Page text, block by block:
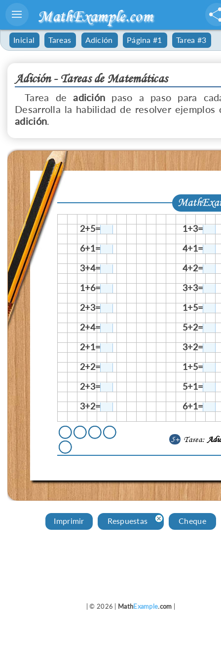
MathExample.com
Inicial Tareas Adición Página #1 Tarea #3
Adición - Tareas de Matemáticas
Tarea deadición paso a paso para
Desarrolla la habilidad de resolver ejemplos
adición.
2+5=
1+3=
6+1=
4+1=
3+4=
4+2=
1+6=
3+3=
2+3=
1+5=
2+4=
5+2=
2+1=
3+2=
2+2=
1+5=
2+3=
5+1=
3+2=
6+1=
5+ Tarea:
Imprimir Respuestas Cheque
| © 2026 | MathExample.com